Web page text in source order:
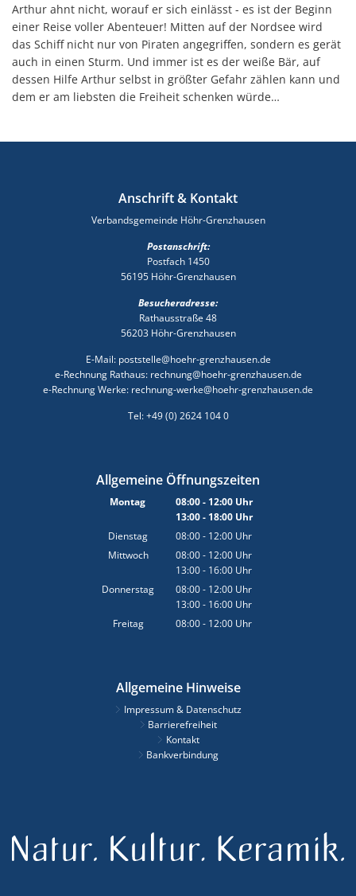
Arthur ahnt nicht, worauf er sich einlässt - es ist der Beginn
einer Reise voller Abenteuer! Mitten auf der Nordsee wird
das Schiff nicht nur von Piraten angegriffen, sondern es gerät
auch in einen Sturm. Und immer ist es der weiße Bär, auf
dessen Hilfe Arthur selbst in größter Gefahr zählen kann und
dem er am liebsten die Freiheit schenken würde…
Anschrift & Kontakt
Verbandsgemeinde Höhr-Grenzhausen
Postanschrift:
Postfach 1450
56195 Höhr-Grenzhausen
Besucheradresse:
Rathausstraße 48
56203 Höhr-Grenzhausen
E-Mail: poststelle@hoehr-grenzhausen.de
e-Rechnung Rathaus: rechnung@hoehr-grenzhausen.de
e-Rechnung Werke: rechnung-werke@hoehr-grenzhausen.de
Tel: +49 (0) 2624 104 0
Allgemeine Öffnungszeiten
Montag 08:00- 12:00Uhr
Von 08:00 bis 12:00 Uhr
13:00- 18:00Uhr
Von 13:00 bis 18:00 Uhr
Dienstag 08:00- 12:00 Uhr
Von 08:00 bis 12:00 Uhr
Mittwoch 08:00- 12:00 Uhr
Von 08:00 bis 12:00 Uhr
13:00- 16:00 Uhr
Von 13:00 bis 16:00 Uhr
Donnerstag 08:00- 12:00 Uhr
Von 08:00 bis 12:00 Uhr
13:00- 16:00 Uhr
Von 13:00 bis 16:00 Uhr
Freitag 08:00- 12:00 Uhr
Allgemeine Hinweise
Impressum & Datenschutz
Barrierefreiheit
Kontakt
Bankverbindung